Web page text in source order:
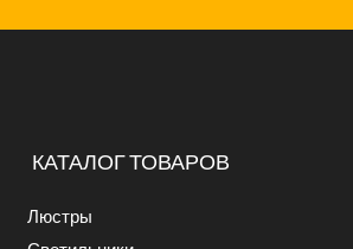
КАТАЛОГ ТОВАРОВ
Люстры